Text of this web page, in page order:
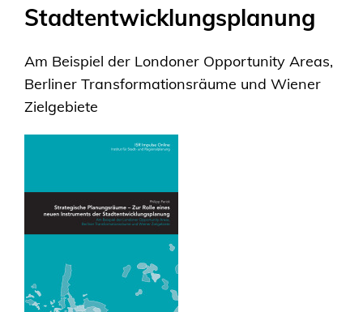
Stadtentwicklungsplanung
Am Beispiel der Londoner Opportunity Areas,
Berliner Transformationsräume und Wiener
Zielgebiete